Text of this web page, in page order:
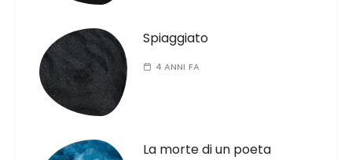
Spiaggiato
4 ANNI FA
La morte di un poeta